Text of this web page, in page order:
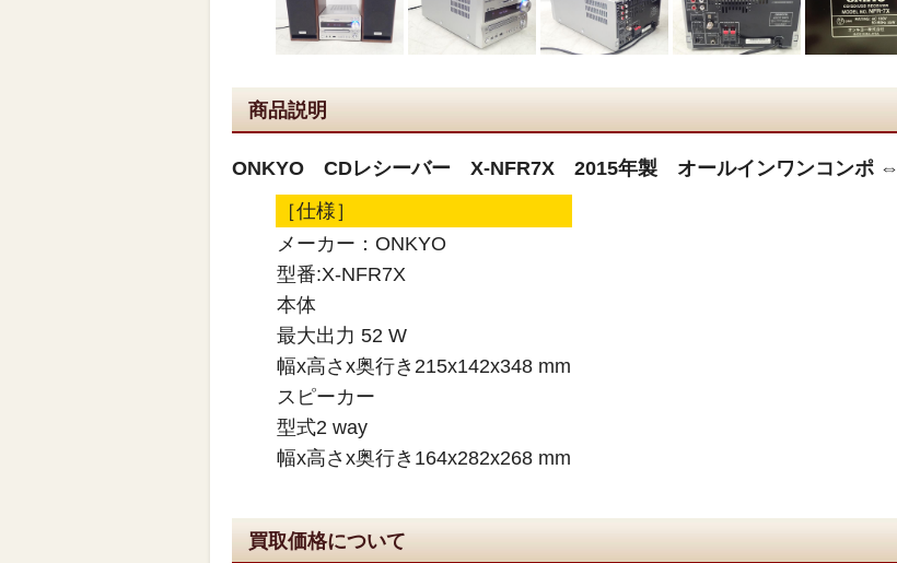
商品説明
ONKYO CDレシーバー X-NFR7X 2015年製 オールインワンコンポ ⇔
［仕様］
メーカー：ONKYO
型番:X-NFR7X
本体
最大出力 52 W
幅x高さx奥行き215x142x348 mm
スピーカー
型式2 way
幅x高さx奥行き164x282x268 mm
買取価格について